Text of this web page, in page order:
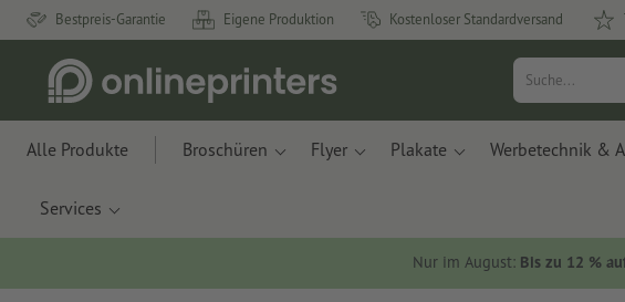
Bestpreis-Garantie Eigene Produktion Kostenloser Standardversand
Alle Produkte Broschüren Flyer Plakate Werbetechnik &
Services
Nur im August: Bis zu 12 %